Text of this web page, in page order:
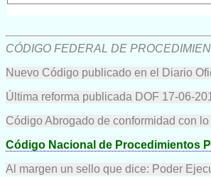
CÓDIGO FEDERAL DE
Nuevo Código publicado en el Diario
Última reforma publicada DOF 17-06-
Código Abrogado de conformidad con lo
Código Nacional de Procedimientos
Al margen un sello que dice: Poder